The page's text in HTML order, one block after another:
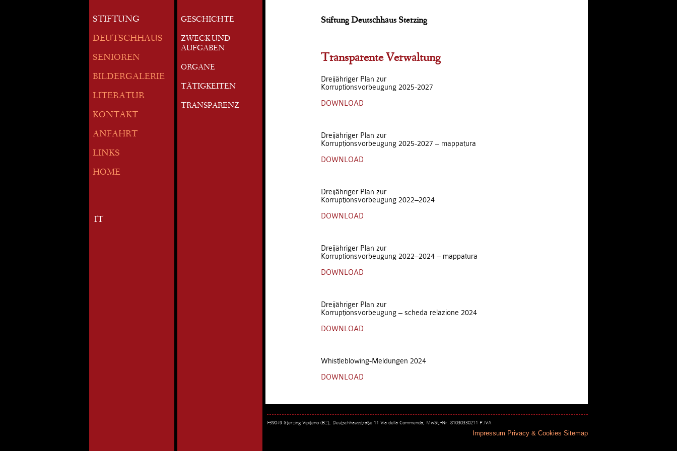
STIFTUNG
DEUTSCHHAUS
SENIOREN
BILDERGALERIE
LITERATUR
KONTAKT
ANFAHRT
LINKS
HOME
IT
GESCHICHTE
ZWECK UND
AUFGABEN
ORGANE
TÄTIGKEITEN
TRANSPARENZ
Stiftung Deutschhaus Sterzing
Transparente Verwaltung
Dreijähriger Plan zur
Korruptionsvorbeugung 2025-2027
DOWNLOAD
Dreijähriger Plan zur
Korruptionsvorbeugung 2025-2027 – mappatura
DOWNLOAD
Dreijähriger Plan zur
Korruptionsvorbeugung 2022–2024
DOWNLOAD
Dreijähriger Plan zur
Korruptionsvorbeugung 2022–2024 – mappatura
DOWNLOAD
Dreijähriger Plan zur
Korruptionsvorbeugung – scheda relazione 2024
DOWNLOAD
Whistleblowing-Meldungen 2024
DOWNLOAD
I-39049 Sterzing Vipiteno (BZ), Deutschhausstraße 11 Via della Commenda, MwSt.-Nr. 81030330211 P.IVA
Impressum Privacy & Cookies Sitemap